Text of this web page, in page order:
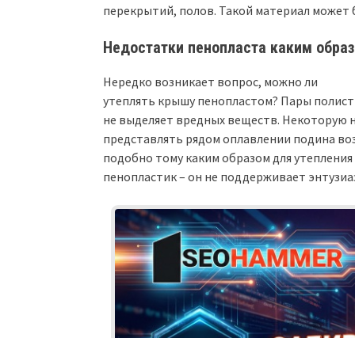
перекрытий, полов. Такой материал
Недостатки пенопласта каким
Нередко возникает вопрос, можно ли
утеплять крышу пенопластом? Пары
не выделяет вредных веществ. Некоторую
представлять рядом оплавлении подина
подобно тому каким образом для
пенопластик – он не поддерживает